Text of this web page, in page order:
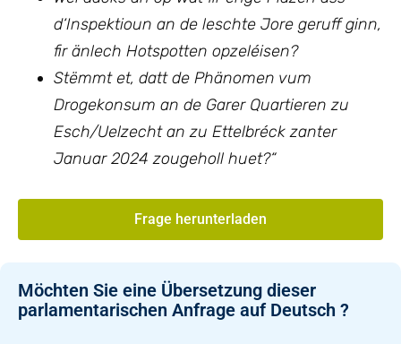
d‘Inspektioun an de leschte Jore geruff ginn,
fir änlech Hotspotten opzeléisen?
Stëmmt et, datt de Phänomen vum
Drogekonsum an de Garer Quartieren zu
Esch/Uelzecht an zu Ettelbréck zanter
Januar 2024 zougeholl huet?“
Frage herunterladen
Möchten Sie eine Übersetzung dieser
parlamentarischen Anfrage auf Deutsch ?